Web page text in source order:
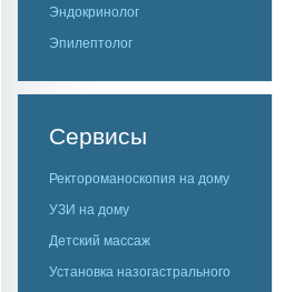
Эндокринолог
Эпилептолог
Сервисы
Ректороманоскопия на дому
УЗИ на дому
Детский массаж
Установка назогастрального